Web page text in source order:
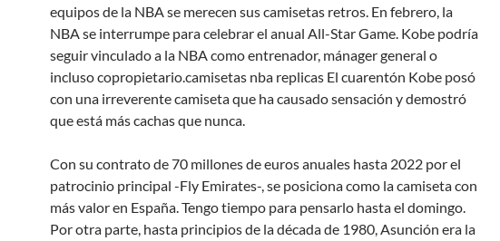
equipos de la NBA se merecen sus camisetas retros. En febrero, la
NBA se interrumpe para celebrar el anual All-Star Game. Kobe podría
seguir vinculado a la NBA como entrenador, mánager general o
incluso copropietario.camisetas nba replicas El cuarentón Kobe posó
con una irreverente camiseta que ha causado sensación y demostró
que está más cachas que nunca.
Con su contrato de 70 millones de euros anuales hasta 2022 por el
patrocinio principal -Fly Emirates-, se posiciona como la camiseta con
más valor en España. Tengo tiempo para pensarlo hasta el domingo.
Por otra parte, hasta principios de la década de 1980, Asunción era la